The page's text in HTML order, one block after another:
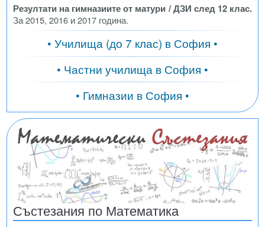
Резултати на гимназиите от матури / ДЗИ след 12 клас.
За 2015, 2016 и 2017 година.
• Училища (до 7 клас) в София •
• Частни училища в София •
• Гимназии в София •
Състезания по Математика